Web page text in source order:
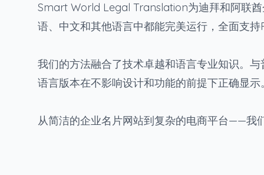
Smart World Legal Translation为迪拜和阿联
语、中文和其他语言中都能完美运行，全面支持
我们的方法融合了技术卓越和语言专业知识。
语言版本在不影响设计和功能的前提下正确显示
从简洁的企业名片网站到复杂的电商平台——我